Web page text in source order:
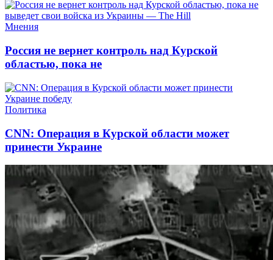
Мнения
Россия не вернет контроль над Курской
областью, пока не
Политика
CNN: Операция в Курской области может
принести Украине